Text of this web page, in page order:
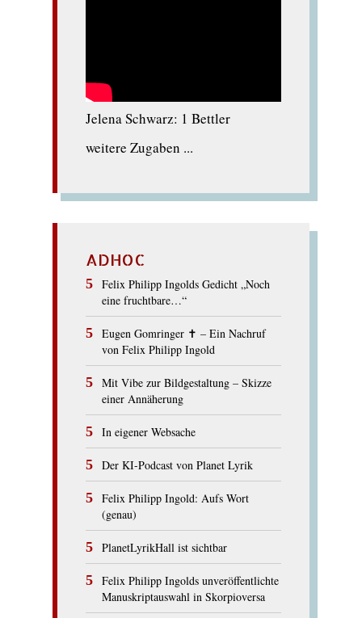
Jelena Schwarz: 1 Bettler
weitere Zugaben ...
ADHOC
Felix Philipp Ingolds Gedicht „Noch
eine fruchtbare…“
Eugen Gomringer ✝︎ – Ein Nachruf
von Felix Philipp Ingold
Mit Vibe zur Bildgestaltung – Skizze
einer Annäherung
In eigener Websache
Der KI-Podcast von Planet Lyrik
Felix Philipp Ingold: Aufs Wort
(genau)
PlanetLyrikHall ist sichtbar
Felix Philipp Ingolds unveröffentlichte
Manuskriptauswahl in Skorpioversa